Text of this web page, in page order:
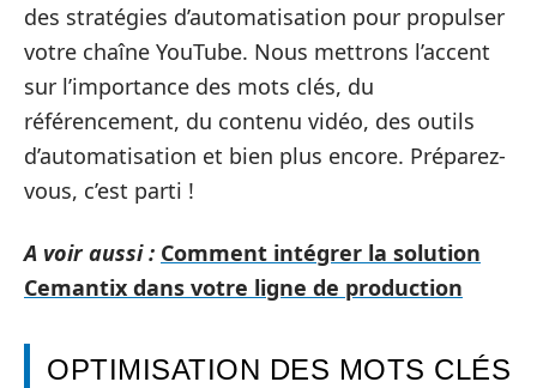
des stratégies d’automatisation pour propulser
votre chaîne YouTube. Nous mettrons l’accent
sur l’importance des mots clés, du
référencement, du contenu vidéo, des outils
d’automatisation et bien plus encore. Préparez-
vous, c’est parti !
A voir aussi : Comment intégrer la solution
Cemantix dans votre ligne de production
OPTIMISATION DES MOTS CLÉS